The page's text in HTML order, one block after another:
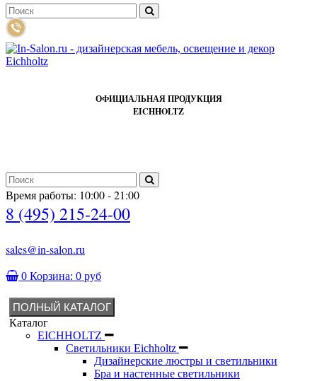
ОФИЦИАЛЬНАЯ ПРОДУКЦИЯ
EICHHOLTZ
Время работы: 10:00 - 21:00
8 (495) 215-24-00
sales@in-salon.ru
0 Корзина: 0 руб
ПОЛНЫЙ КАТАЛОГ
Каталог
EICHHOLTZ
Светильники Eichholtz
Дизайнерские люстры и светильники
Бра и настенные светильники